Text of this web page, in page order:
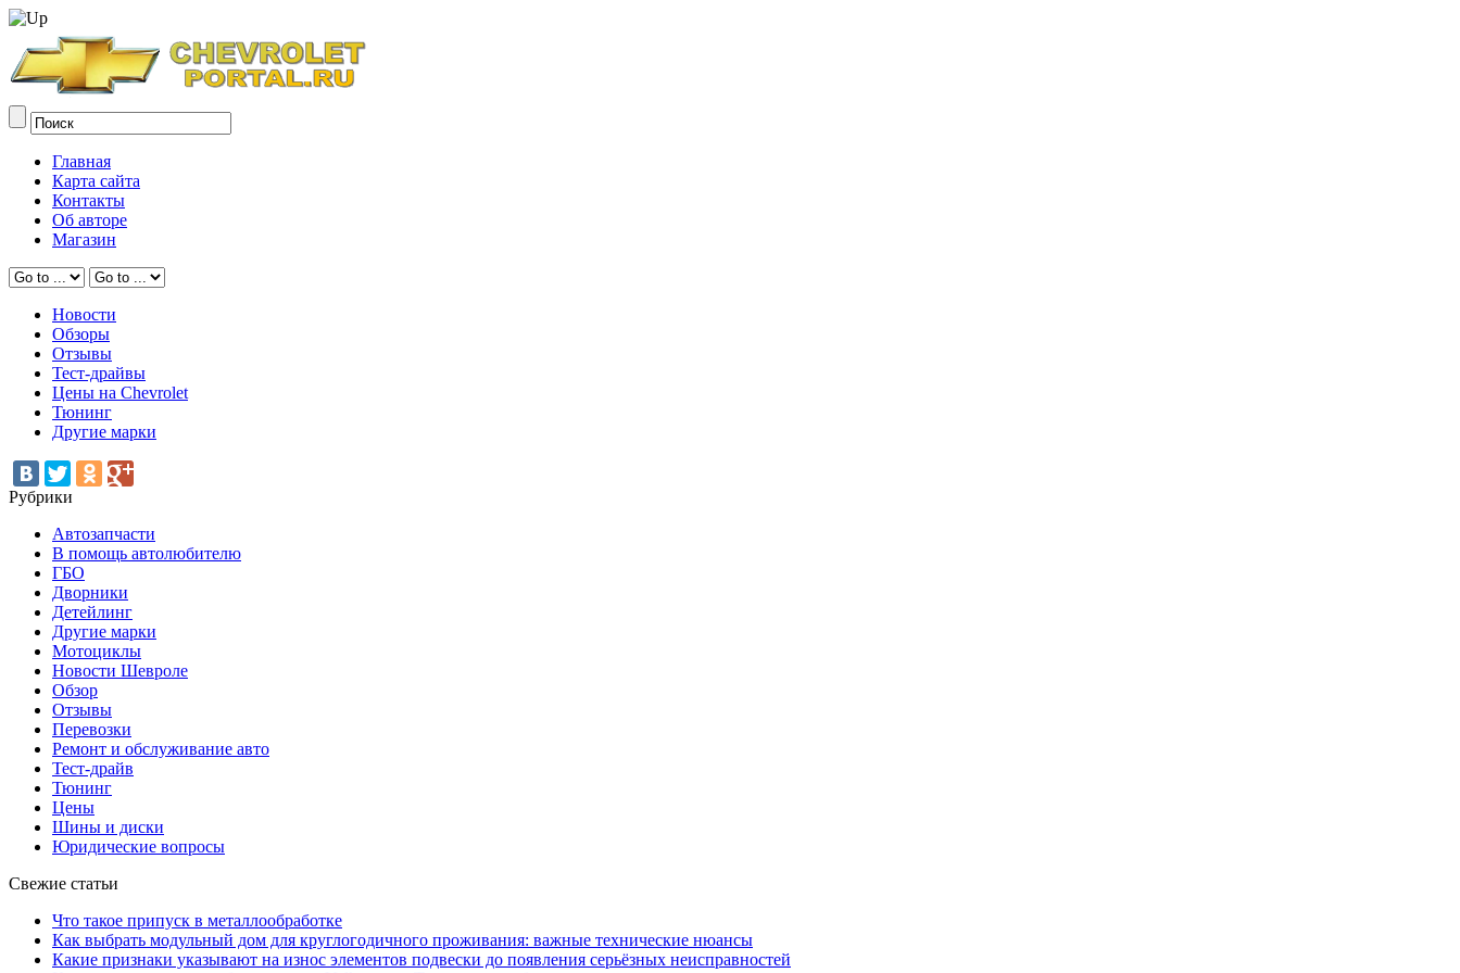
Главная
Карта сайта
Контакты
Об авторе
Магазин
Новости
Обзоры
Отзывы
Тест-драйвы
Цены на Chevrolet
Тюнинг
Другие марки
Рубрики
Автозапчасти
В помощь автолюбителю
ГБО
Дворники
Детейлинг
Другие марки
Мотоциклы
Новости Шевроле
Обзор
Отзывы
Перевозки
Ремонт и обслуживание авто
Тест-драйв
Тюнинг
Цены
Шины и диски
Юридические вопросы
Свежие статьи
Что такое припуск в металлообработке
Как выбрать модульный дом для круглогодичного проживания: важные технические нюансы
Какие признаки указывают на износ элементов подвески до появления серьёзных неисправностей